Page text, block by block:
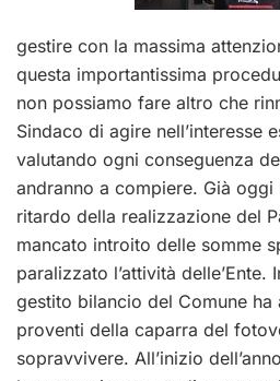
gestire con la massima
questa importantissima
non possiamo fare altro che
Sindaco di agire nell’interesse
valutando ogni conseguenza
andranno a compiere. Già oggi
ritardo della realizzazione del
mancato introito delle somme
paralizzato l’attività
gestito bilancio del Comune
proventi della caparra del
sopravvivere. All’inizio